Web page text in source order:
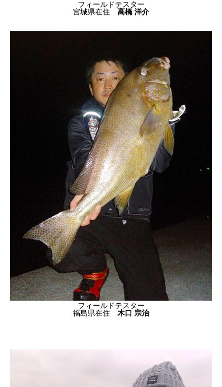
フィールドテスター
宮城県在住 高橋 洋介
フィールドテスター
福島県在住 木口 宗治